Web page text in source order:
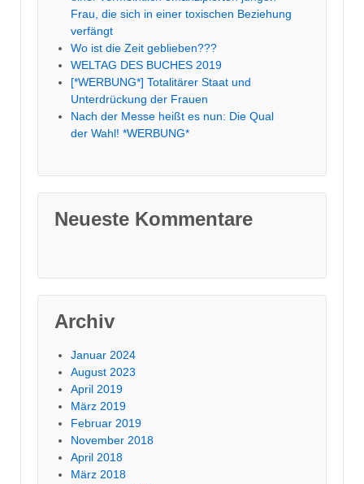
Frau, die sich in einer toxischen Beziehung
verfängt
Wo ist die Zeit geblieben???
WELTAG DES BUCHES 2019
[*WERBUNG*] Totalitärer Staat und
Unterdrückung der Frauen
Nach der Messe heißt es nun: Die Qual
der Wahl! *WERBUNG*
Neueste Kommentare
Archiv
Januar 2024
August 2023
April 2019
März 2019
Februar 2019
November 2018
April 2018
März 2018